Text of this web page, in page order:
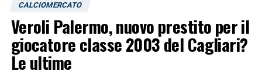
CALCIOMERCATO
Veroli Palermo, nuovo prestito per il
giocatore classe 2003 del Cagliari?
Le ultime